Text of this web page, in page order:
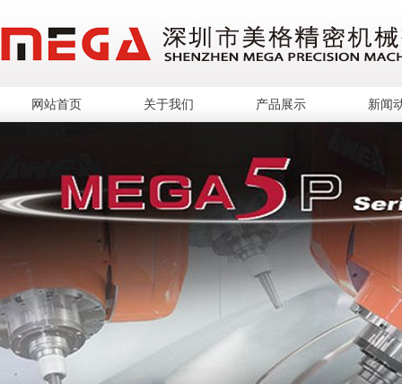
网站首页 关于我们 产品展示 新闻